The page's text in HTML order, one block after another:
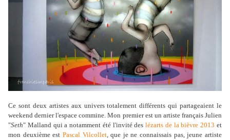
Ce sont deux artistes aux univers totalement différents qui partageaient le
weekend dernier l'espace commine. Mon premier est un artiste français Julien
"Seth" Malland qui a notamment été l'invité deslézarts de la bièvre 2013 et
mon deuxième est Pascal Vilcollet, que je ne connaissais pas, jeune artiste